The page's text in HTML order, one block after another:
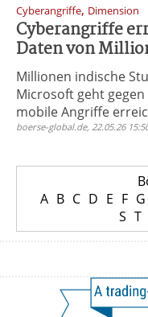
Cyberangriffe, Dimension
Cyberangriffe
Daten von
Millionen indische
Microsoft geht
mobile Angriffe
boerse-global.de, 22.05.26
A B C D E F G
S T